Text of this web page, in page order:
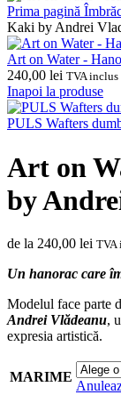
Prima pagină
Kaki by Andrei
Art on Water -
240,00 lei TVA inclus
Inapoi la produse
PULS Wafters
Art on
by
de la 240,00 lei TVA
Un hanorac care
Modelul face parte
Andrei Vlădeanu,
expresia artistică.
MARIME